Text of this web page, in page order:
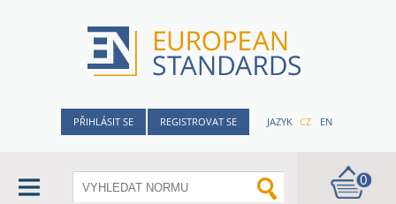
PŘIHLÁSIT SE REGISTROVAT SE JAZYK CZ EN
0